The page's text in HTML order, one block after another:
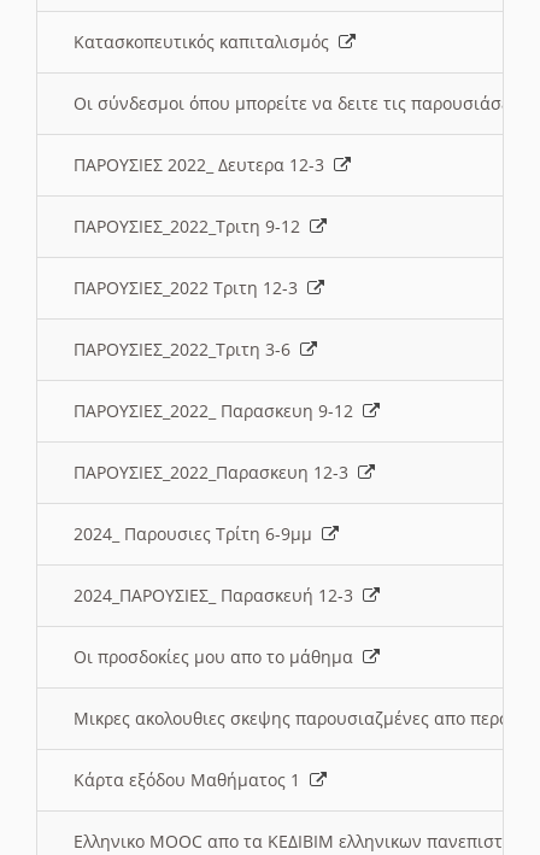
Κατασκοπευτικός καπιταλισμός
Οι σύνδεσμοι όπου μπορείτε να δειτε τις παρουσιάσεις
ΠΑΡΟΥΣΙΕΣ 2022_ Δευτερα 12-3
ΠΑΡΟΥΣΙΕΣ_2022_Τριτη 9-12
ΠΑΡΟΥΣΙΕΣ_2022 Τριτη 12-3
ΠΑΡΟΥΣΙΕΣ_2022_Τριτη 3-6
ΠΑΡΟΥΣΙΕΣ_2022_ Παρασκευη 9-12
ΠΑΡΟΥΣΙΕΣ_2022_Παρασκευη 12-3
2024_ Παρουσιες Τρίτη 6-9μμ
2024_ΠΑΡΟΥΣΙΕΣ_ Παρασκευή 12-3
Οι προσδοκίες μου απο το μάθημα
Μικρες ακολουθιες σκεψης παρουσιαζμένες απο
Κάρτα εξόδου Μαθήματος 1
Ελληνικο MOOC απο τα ΚΕΔΙΒΙΜ ελληνικων